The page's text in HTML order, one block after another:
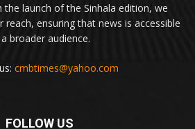
launch of the Sinhala edition, we
ensuring that news is accessible
broader audience.
cmbtimes@yahoo.com
FOLLOW US